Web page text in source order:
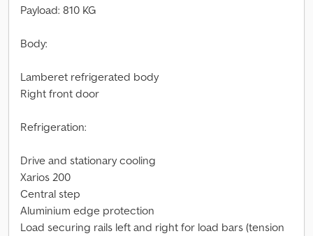
Payload: 810 KG
Body:
Lamberet refrigerated body
Right front door
Refrigeration:
Drive and stationary cooling
Xarios 200
Central step
Aluminium edge protection
Load securing rails left and right for load bars (tension